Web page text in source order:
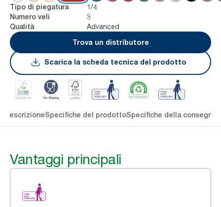
Tipo di piegatura 1/4
Numero veli 3
Qualità
Advanced
Trova un distributore
Scarica la scheda tecnica del prodotto
DescrizioneSpecifiche del prodottoSpecifiche della consegna
Vantaggi principali